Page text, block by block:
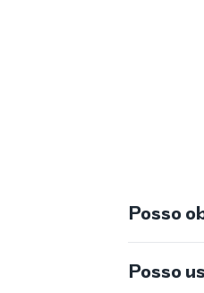
Posso
Posso